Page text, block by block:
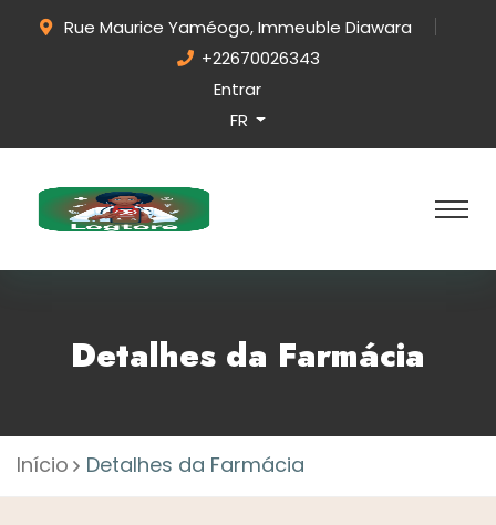
Rue Maurice Yaméogo, Immeuble Diawara
+22670026343
Entrar
FR
Detalhes da Farmácia
Início Detalhes da Farmácia